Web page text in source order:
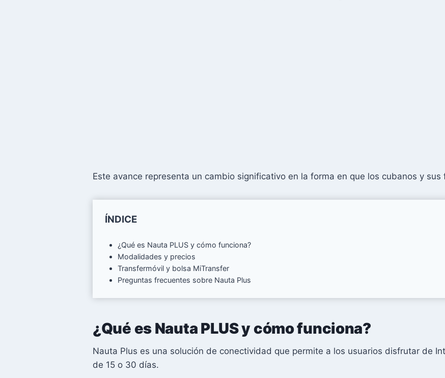
Este avance representa un cambio significativo en la forma en que los cubanos y
ÍNDICE
¿Qué es Nauta PLUS y cómo funciona?
Modalidades y precios
Transfermóvil y bolsa MiTransfer
Preguntas frecuentes sobre Nauta Plus
¿Qué es Nauta PLUS y cómo funciona?
Nauta Plus es una solución de conectividad que permite a los usuarios disfrutar de
de 15 o 30 días.